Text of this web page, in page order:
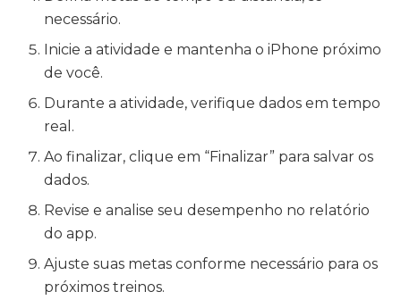
necessário.
Inicie a atividade e mantenha o iPhone próximo
de você.
Durante a atividade, verifique dados em tempo
real.
Ao finalizar, clique em “Finalizar” para salvar os
dados.
Revise e analise seu desempenho no relatório
do app.
Ajuste suas metas conforme necessário para os
próximos treinos.